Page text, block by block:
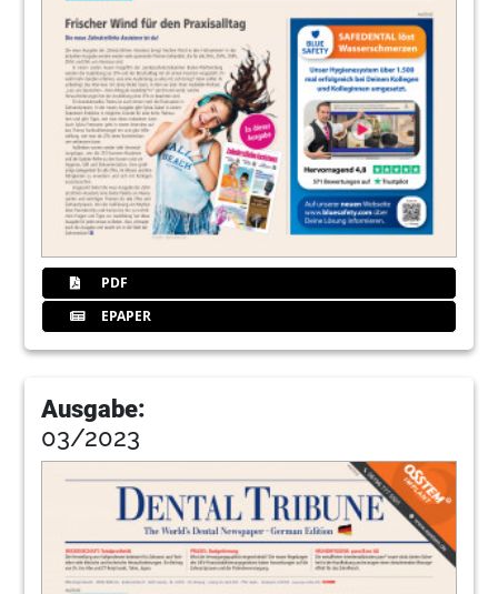
PDF
EPAPER
Ausgabe:
03/2023